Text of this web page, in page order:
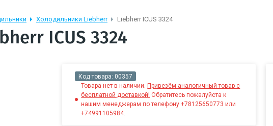
Холодильники Liebherr Liebherr ICUS 3324
ICUS 3324
Код товара: 00357
Товара нет в наличии. Привезём аналогичный товар с
бесплатной доставкой! Обратитесь пожалуйста к
нашим менеджерам по телефону +78125650773 или
+74991105984.